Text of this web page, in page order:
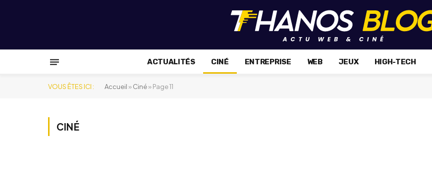
ACTUALITÉS CINÉ ENTREPRISE WEB JEUX HIGH-TECH
VOUS ÊTES ICI : Accueil »Ciné»Page 11
CINÉ